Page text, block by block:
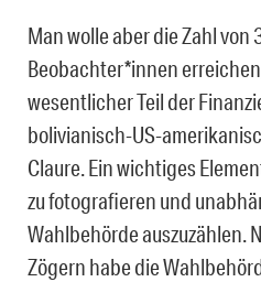
Man wolle aber die Zahl von
Beobachter*innen
wesentlicher Teil der
bolivianisch-US-
Claure. Ein wichtiges
zu fotografieren und
Wahlbehörde auszuzählen.
Zögern habe die